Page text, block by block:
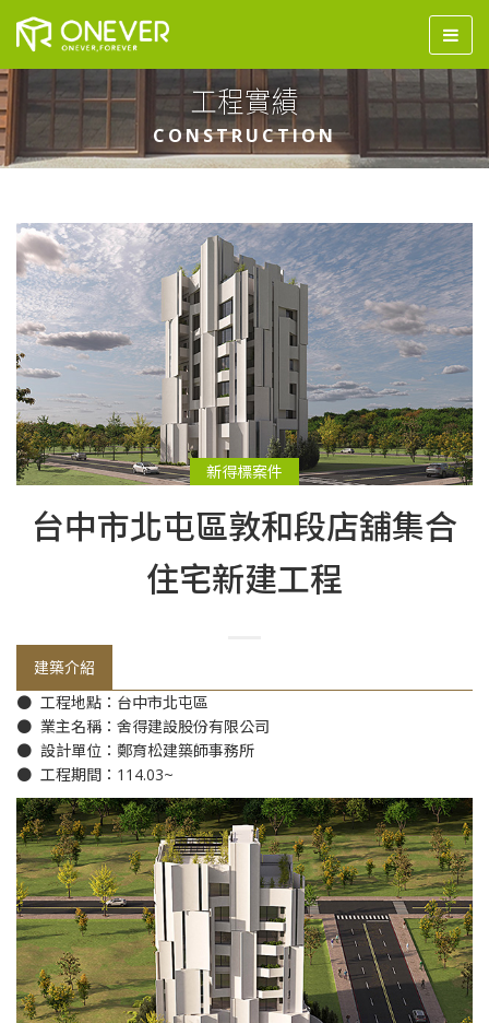
工程實績
CONSTRUCTION
新得標案件
台中市北屯區敦和段店舖集合
住宅新建工程
建築介紹
● 工程地點：台中市北屯區
● 業主名稱：舍得建設股份有限公司
● 設計單位：鄭育松建築師事務所
● 工程期間：114.03~